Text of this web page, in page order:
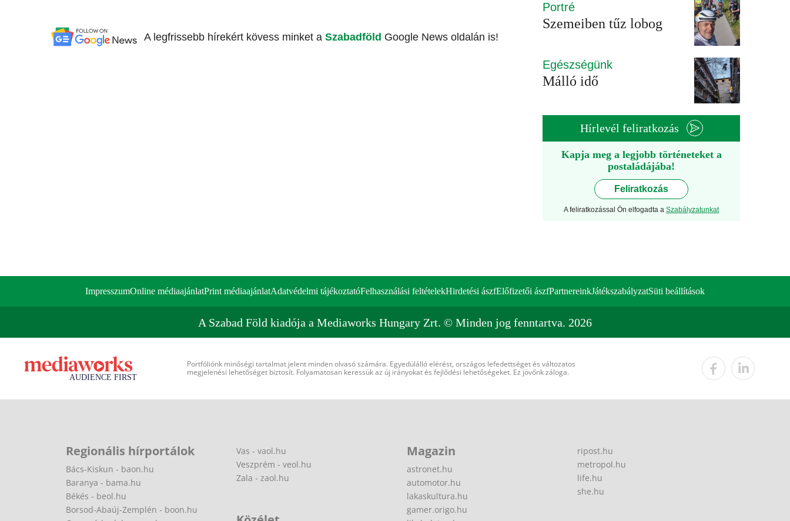
A legfrissebb hírekért kövess minket a Szabadföld Google News oldalán is!
Portré
Szemeiben tűz lobog
Egészségünk
Málló idő
Hírlevél feliratkozás
Kapja meg a legjobb történeteket a
postaládájába!
Feliratkozás
A feliratkozással Ön elfogadta a Szabályzatunkat
ImpresszumOnline médiaajánlatPrint médiaajánlatAdatvédelmi tájékoztatóFelhasználási feltételekHirdetési ászfElőfizetői ászfPartnereinkJátékszabályzatSüti beállítások
A Szabad Föld kiadója a Mediaworks Hungary Zrt. © Minden jog fenntartva. 2026
Portfóliónk minőségi tartalmat jelent minden olvasó számára. Egyedülálló elérést, országos lefedettséget és változatos
megjelenési lehetőséget biztosít. Folyamatosan keressük az új irányokat és fejlődési lehetőségeket. Ez jövőnk záloga.
Regionális hírportálok
Bács-Kiskun - baon.hu
Baranya - bama.hu
Békés - beol.hu
Borsod-Abaúj-Zemplén - boon.hu
Vas - vaol.hu
Veszprém - veol.hu
Zala - zaol.hu
Magazin
astronet.hu
automotor.hu
lakaskultura.hu
gamer.origo.hu
ripost.hu
metropol.hu
life.hu
she.hu